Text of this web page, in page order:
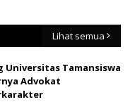
Lihat semua
Universitas Tamansiswa
Advokat